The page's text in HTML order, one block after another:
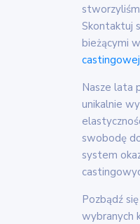
Skontaktuj
bieżącymi
castingowej
Nasze lata
unikalnie
swobodę
system
Pozbądź
wybranych